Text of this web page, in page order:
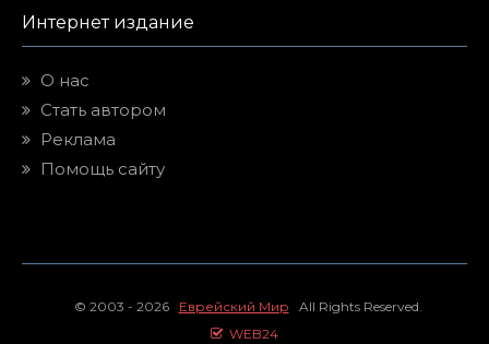
Интернет издание
О нас
Стать автором
Реклама
Помощь сайту
© 2003 - 2026 Еврейский Мир All Rights Reserved.
WEB24